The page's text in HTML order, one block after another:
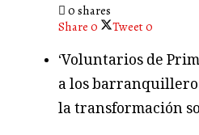
0 shares
Share 0 Tweet0
‘Voluntarios de
a los
la transformación